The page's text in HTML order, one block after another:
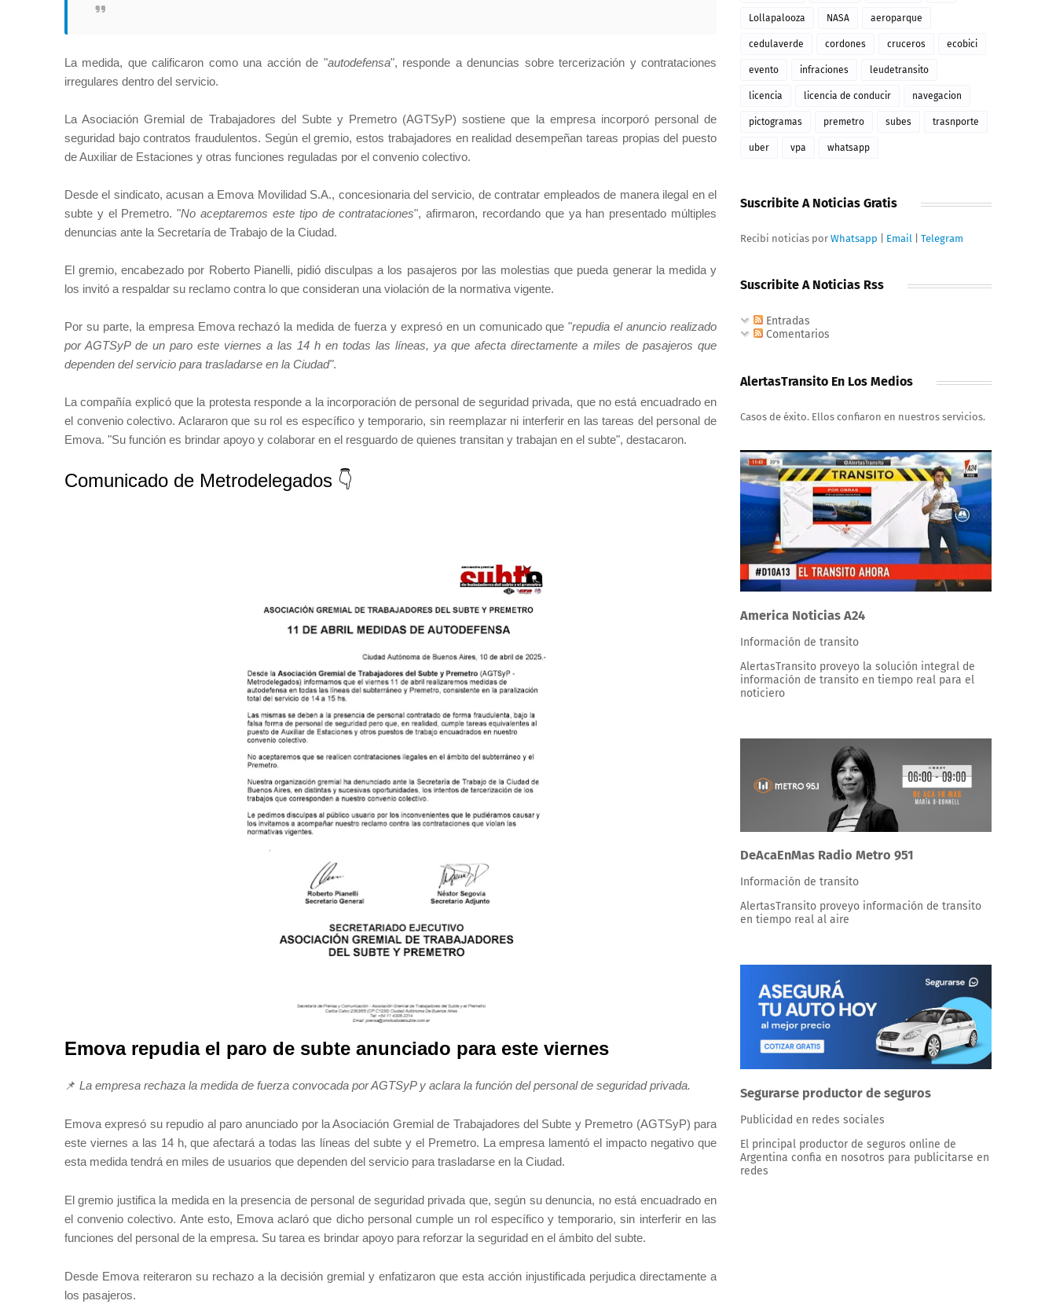
La medida, que calificaron como una acción de "autodefensa", responde a denuncias sobre tercerización y contrataciones
irregulares dentro del servicio.
La Asociación Gremial de Trabajadores del Subte y Premetro (AGTSyP) sostiene que la empresa incorporó personal de
seguridad bajo contratos fraudulentos. Según el gremio, estos trabajadores en realidad desempeñan tareas propias del puesto
de Auxiliar de Estaciones y otras funciones reguladas por el convenio colectivo.
Desde el sindicato, acusan a Emova Movilidad S.A., concesionaria del servicio, de contratar empleados de manera ilegal en el
subte y el Premetro. "No aceptaremos este tipo de contrataciones", afirmaron, recordando que ya han presentado múltiples
denuncias ante la Secretaría de Trabajo de la Ciudad.
El gremio, encabezado por Roberto Pianelli, pidió disculpas a los pasajeros por las molestias que pueda generar la medida y
los invitó a respaldar su reclamo contra lo que consideran una violación de la normativa vigente.
Por su parte, la empresa Emova rechazó la medida de fuerza y expresó en un comunicado que "repudia el anuncio realizado
por AGTSyP de un paro este viernes a las 14 h en todas las líneas, ya que afecta directamente a miles de pasajeros que
dependen del servicio para trasladarse en la Ciudad".
La compañía explicó que la protesta responde a la incorporación de personal de seguridad privada, que no está encuadrado en
el convenio colectivo. Aclararon que su rol es específico y temporario, sin reemplazar ni interferir en las tareas del personal de
Emova. "Su función es brindar apoyo y colaborar en el resguardo de quienes transitan y trabajan en el subte", destacaron.
Comunicado de Metrodelegados 👇
Emova repudia el paro de subte anunciado para este viernes
📌 La empresa rechaza la medida de fuerza convocada por AGTSyP y aclara la función del personal de seguridad privada.
Emova expresó su repudio al paro anunciado por la Asociación Gremial de Trabajadores del Subte y Premetro (AGTSyP) para
este viernes a las 14 h, que afectará a todas las líneas del subte y el Premetro. La empresa lamentó el impacto negativo que
esta medida tendrá en miles de usuarios que dependen del servicio para trasladarse en la Ciudad.
El gremio justifica la medida en la presencia de personal de seguridad privada que, según su denuncia, no está encuadrado en
el convenio colectivo. Ante esto, Emova aclaró que dicho personal cumple un rol específico y temporario, sin interferir en las
funciones del personal de la empresa. Su tarea es brindar apoyo para reforzar la seguridad en el ámbito del subte.
Desde Emova reiteraron su rechazo a la decisión gremial y enfatizaron que esta acción injustificada perjudica directamente a
los pasajeros.
Lollapalooza NASA aeroparque
cedulaverde cordones cruceros ecobici
evento infraciones leudetransito
licencia licencia de conducir navegacion
pictogramas premetro subes trasnporte
uber vpa whatsapp
Suscribite A Noticias Gratis
Recibi noticias por Whatsapp Email Telegram
Suscribite A Noticias Rss
Entradas
Comentarios
AlertasTransito En Los Medios
Casos de éxito. Ellos confiaron en nuestros servicios.
America Noticias A24
Información de transito
AlertasTransito proveyo la solución integral de
información de transito en tiempo real para el
noticiero
DeAcaEnMas Radio Metro 951
Información de transito
AlertasTransito proveyo información de transito
en tiempo real al aire
Segurarse productor de seguros
Publicidad en redes sociales
El principal productor de seguros online de
Argentina confia en nosotros para publicitarse en
redes